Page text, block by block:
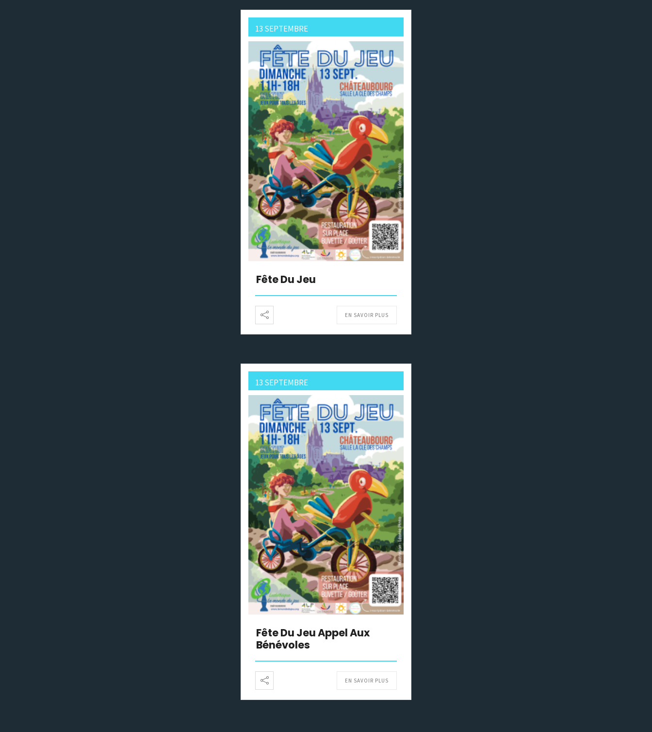
13 SEPTEMBRE
Fête Du Jeu
EN SAVOIR PLUS
13 SEPTEMBRE
Fête Du Jeu Appel Aux
Bénévoles
EN SAVOIR PLUS